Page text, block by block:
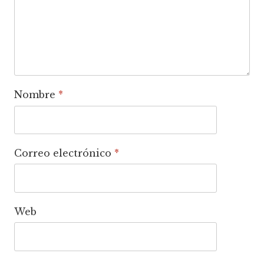
Nombre *
Correo electrónico *
Web